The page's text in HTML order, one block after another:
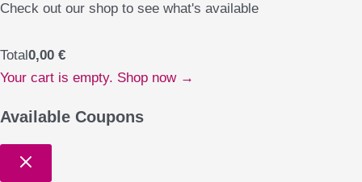
Check out our shop to see what's available
Total0,00 €
Your cart is empty. Shop now →
Available Coupons